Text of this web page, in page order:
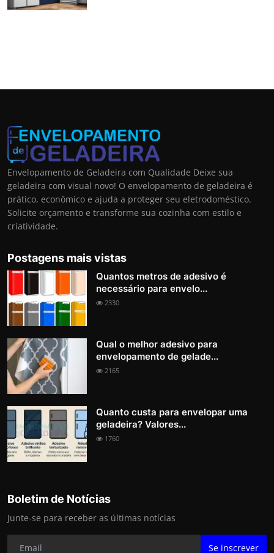
Envelopamento de Geladeira com Qualidade Deixe sua
geladeira com visual novo! O envelopamento de geladeira é
prático, econômico e ajuda a proteger seu eletrodoméstico.
Solicite orçamento e transforme sua cozinha com estilo e
criatividade.
Postagens mais vistas
Quantos metros de adesivo é
necessário para envelo...
2330
Qual o melhor adesivo para
envelopamento de gelade...
2165
Quanto custa para envelopar uma
geladeira? Valores...
1760
Boletim de Notícias
Junte-se para receber as últimas notícias
Se inscrever